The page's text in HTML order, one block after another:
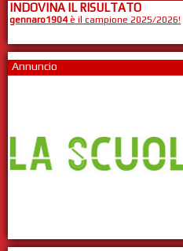
INDOVINA IL RISULTATO
gennaro1904è il campione 2025/2026!
Annuncio